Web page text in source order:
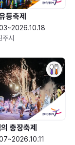
등축제
주시
충장축제